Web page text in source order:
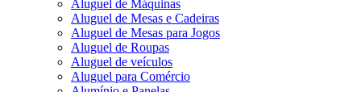
Aluguel de Máquinas
Aluguel de Mesas e Cadeiras
Aluguel de Mesas para Jogos
Aluguel de Roupas
Aluguel de veículos
Aluguel para Comércio